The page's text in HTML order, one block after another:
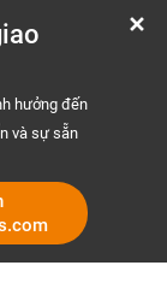
hưởng đến
và sự sẵn